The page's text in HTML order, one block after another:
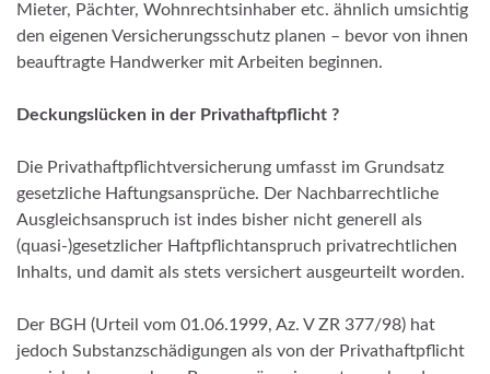
Mieter, Pächter, Wohnrechtsinhaber etc. ähnlich umsichtig
den eigenen Versicherungsschutz planen – bevor von ihnen
beauftragte Handwerker mit Arbeiten beginnen.
Deckungslücken in der Privathaftpflicht ?
Die Privathaftpflichtversicherung umfasst im Grundsatz
gesetzliche Haftungsansprüche. Der Nachbarrechtliche
Ausgleichsanspruch ist indes bisher nicht generell als
(quasi-)gesetzlicher Haftpflichtanspruch privatrechtlichen
Inhalts, und damit als stets versichert ausgeurteilt worden.
Der BGH (Urteil vom 01.06.1999, Az. V ZR 377/98) hat
jedoch Substanzschädigungen als von der Privathaftpflicht